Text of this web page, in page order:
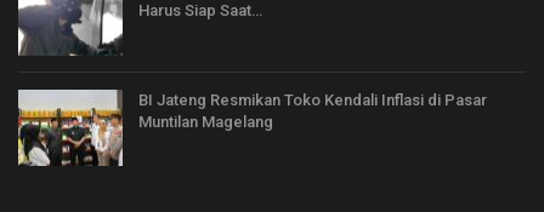
Harus Siap Saat…
BI Jateng Resmikan Toko Kendali Inflasi di Pasar
Muntilan Magelang